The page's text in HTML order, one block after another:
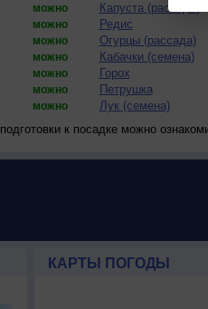
можно Капуста (рассада)
можно Редис
можно Огурцы (рассада)
можно Кабачки (семена)
можно Горох
можно Петрушка
можно Лук (семена)
к посадке можно
КАРТЫ ПОГОДЫ